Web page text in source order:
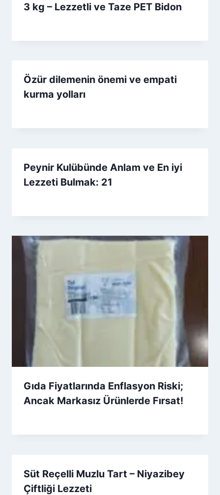
3 kg – Lezzetli ve Taze PET Bidon
Özür dilemenin önemi ve empati
kurma yolları
Peynir Kulübünde Anlam ve En iyi
Lezzeti Bulmak: 21
Gıda Fiyatlarında Enflasyon Riski;
Ancak Markasız Ürünlerde Fırsat!
Süt Reçelli Muzlu Tart – Niyazibey
Çiftliği Lezzeti